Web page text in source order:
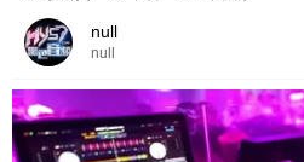
null
null